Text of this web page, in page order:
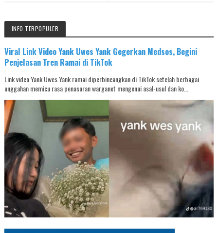
INFO TERPOPULER
Viral Link Video Yank Uwes Yank Gegerkan Medsos, Begini
Penjelasan Tren Ramai di TikTok
Link video Yank Uwes Yank ramai diperbincangkan di TikTok setelah berbagai
unggahan memicu rasa penasaran warganet mengenai asal-usul dan ko...